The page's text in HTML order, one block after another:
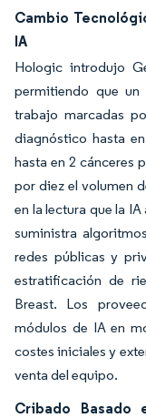
Cambio
IA
Hologic introdujo
permitiendo que un
trabajo marcadas
diagnóstico hasta
hasta en 2 cánceres
por diez el volumen
en la lectura que la
suministra
redes públicas y
estratificación de
Breast. Los
módulos de IA en
costes iniciales y
venta del equipo.
Cribado Basado